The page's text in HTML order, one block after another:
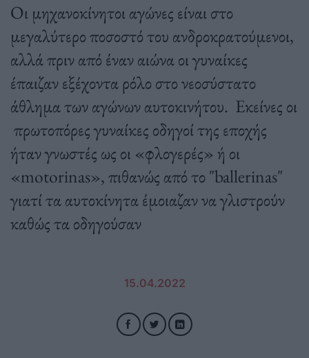
Οι μηχανοκίνητοι αγώνες είναι στο
μεγαλύτερο ποσοστό του ανδροκρατούμενοι,
αλλά πριν από έναν αιώνα οι γυναίκες
έπαιζαν εξέχοντα ρόλο στο νεοσύστατο
άθλημα των αγώνων αυτοκινήτου. Εκείνες οι
πρωτοπόρες γυναίκες οδηγοί της εποχής
ήταν γνωστές ως οι «φλογερές» ή οι
«motorinas», πιθανώς από το "ballerinas"
γιατί τα αυτοκίνητα έμοιαζαν να γλιστρούν
καθώς τα οδηγούσαν
15.04.2022